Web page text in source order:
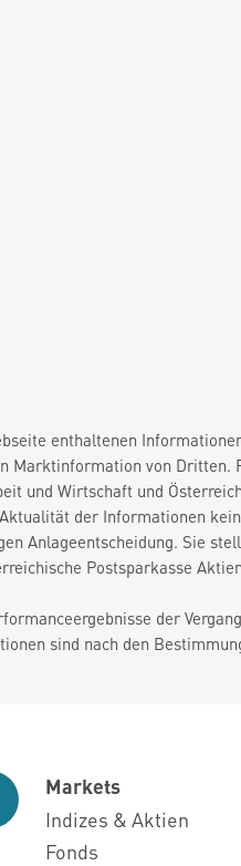
enthaltenen
Marktinformation von Dritten.
und Wirtschaft und
der Informationen
Anlageentscheidung. Sie
Postsparkasse
der
sind nach den
Markets
Indizes & Aktien
Fonds